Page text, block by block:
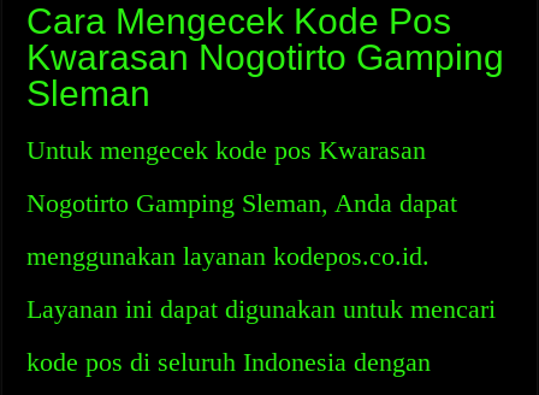
Cara Mengecek Kode Pos
Kwarasan Nogotirto Gamping
Sleman
Untuk mengecek kode pos Kwarasan
Nogotirto Gamping Sleman, Anda dapat
menggunakan layanan kodepos.co.id.
Layanan ini dapat digunakan untuk mencari
kode pos di seluruh Indonesia dengan